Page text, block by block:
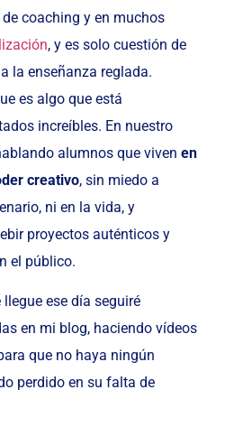
coaching y en muchos
, y es solo cuestión de
la enseñanza reglada.
es algo que está
increíbles. En nuestro
alumnos que viven en
creativo, sin miedo a
ni en la vida, y
proyectos auténticos y
el público.
ese día seguiré
en mi blog, haciendo vídeos
que no haya ningún
perdido en su falta de